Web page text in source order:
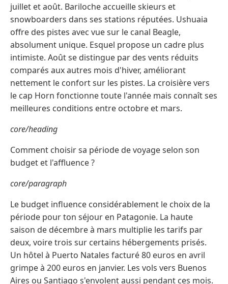
juillet et août. Bariloche accueille skieurs et
snowboarders dans ses stations réputées. Ushuaia
offre des pistes avec vue sur le canal Beagle,
absolument unique. Esquel propose un cadre plus
intimiste. Août se distingue par des vents réduits
comparés aux autres mois d'hiver, améliorant
nettement le confort sur les pistes. La croisière vers
le cap Horn fonctionne toute l'année mais connaît ses
meilleures conditions entre octobre et mars.
core/heading
Comment choisir sa période de voyage selon son
budget et l'affluence ?
core/paragraph
Le budget influence considérablement le choix de la
période pour ton séjour en Patagonie. La haute
saison de décembre à mars multiplie les tarifs par
deux, voire trois sur certains hébergements prisés.
Un hôtel à Puerto Natales facturé 80 euros en avril
grimpe à 200 euros en janvier. Les vols vers Buenos
Aires ou Santiago s'envolent aussi pendant ces mois.